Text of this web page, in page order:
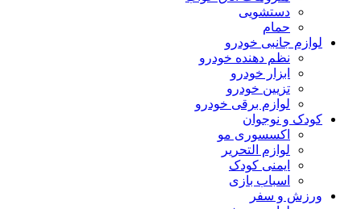
دستشویی
حمام
لوازم جانبی خودرو
نظم دهنده خودرو
ابزار خودرو
تزیین خودرو
لوازم برقی خودرو
کودک و نوجوان
اکسسوری مو
لوازم التحریر
ایمنی کودک
اسباب بازی
ورزش و سفر